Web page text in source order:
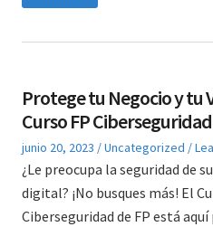
Protege tu Negocio y tu
Curso FP
Posted
on
junio 20, 2023
Posted
in
Uncategorized
¿Le preocupa la seguridad de
digital? ¡No busques más! El
Ciberseguridad de FP está